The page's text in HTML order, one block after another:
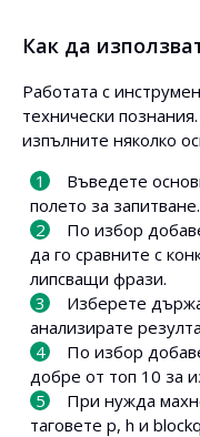
Как да
Работата с
технически
изпълните няколко
Въведете
полето за запитване.
По избор
да го сравните с
липсващи фрази.
Изберете
анализирате
По избор
добре от топ 10 за
При нужда
таговете p, h и